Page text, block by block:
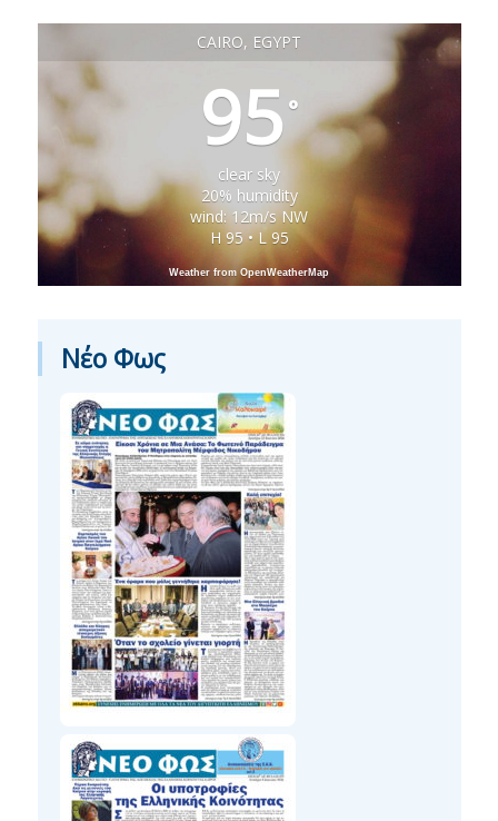
CAIRO, EGYPT
95 °
clear sky
20% humidity
wind: 12m/s NW
H 95 • L 95
Weather from OpenWeatherMap
Νέο Φως